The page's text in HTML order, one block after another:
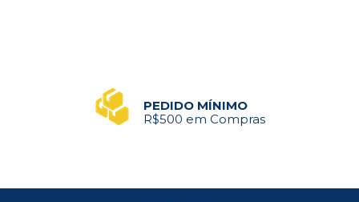
PEDIDO MÍNIMO
R$500 em Compras